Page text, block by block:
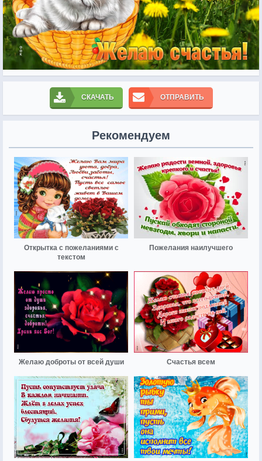
СКАЧАТЬ ОТПРАВИТЬ
Рекомендуем
Открытка с пожеланиями с
текстом
Пожелания наилучшего
Желаю доброты от всей души Счастья всем